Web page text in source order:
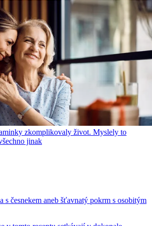
zkomplikovaly život. Myslely to
jinak
s česnekem aneb šťavnatý pokrm s osobitým